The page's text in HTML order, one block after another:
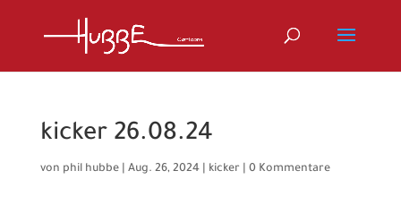
kicker 26.08.24
von phil hubbe| Aug. 26, 2024| kicker| 0 Kommentare